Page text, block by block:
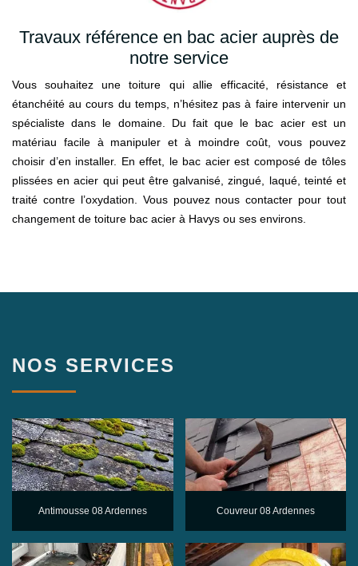
Travaux référence en bac acier auprès de
notre service
Vous souhaitez une toiture qui allie efficacité, résistance et
étanchéité au cours du temps, n’hésitez pas à faire intervenir un
spécialiste dans le domaine. Du fait que le bac acier est un
matériau facile à manipuler et à moindre coût, vous pouvez
choisir d’en installer. En effet, le bac acier est composé de tôles
plissées en acier qui peut être galvanisé, zingué, laqué, teinté et
traité contre l’oxydation. Vous pouvez nous contacter pour tout
changement de toiture bac acier à Havys ou ses environs.
NOS SERVICES
Antimousse 08 Ardennes Couvreur 08 Ardennes